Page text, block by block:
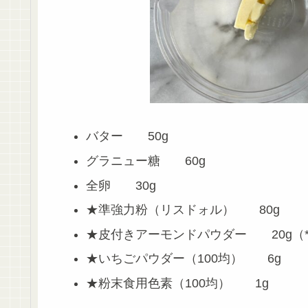
バター 50g
グラニュー糖 60g
全卵 30g
★準強力粉（リスドォル） 80g
★皮付きアーモンドパウダー 20g（
★いちごパウダー（100均） 6g
★粉末食用色素（100均） 1g